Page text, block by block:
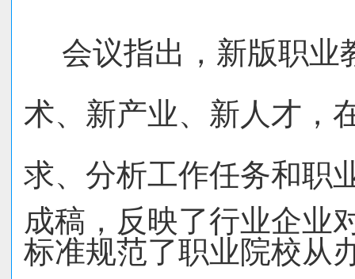
会议指出，新版职业
术、新产业、新人才，
求、分析工作任务和职
成稿，反映了行业企业
标准规范了职业院校从